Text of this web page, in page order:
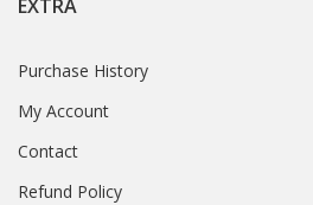
EXTRA
Purchase History
My Account
Contact
Refund Policy